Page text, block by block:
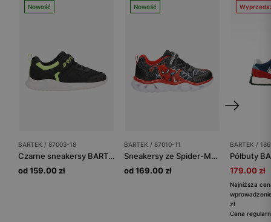
Nowość
BARTEK / 87003-18
Czarne sneakersy BARTEK z neonowymi zielonymi wstawkami 87003-18
od 159.00 zł
Nowość
BARTEK / 87010-11
Sneakersy ze Spider-Manem i świecącą podeszwą BARTEK 87010-11
od 169.00 zł
BARTEK /
179.00 zł
Najniższa
zł
Cena